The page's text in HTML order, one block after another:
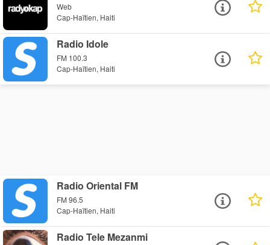
Web
Cap-Haïtien, Haiti
Radio Idole
FM 100.3
Cap-Haïtien, Haiti
Radio Oriental FM
FM 96.5
Cap-Haïtien, Haiti
Radio Tele Mezanmi